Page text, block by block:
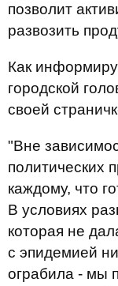
позволит
развозить
Как
городской
своей
"Вне
политических
каждому, что
В условиях
которая не
с эпидемией
ограбила - мы